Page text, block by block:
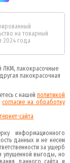
на товарный
2024 года
ЛКМ, лакокрасочные
лакокрасочная
с нашей политикой
cогласие на обработку
сайта
информационного
данных и не несем
за ущерб
упущенной выгоды, но
данного сайта и